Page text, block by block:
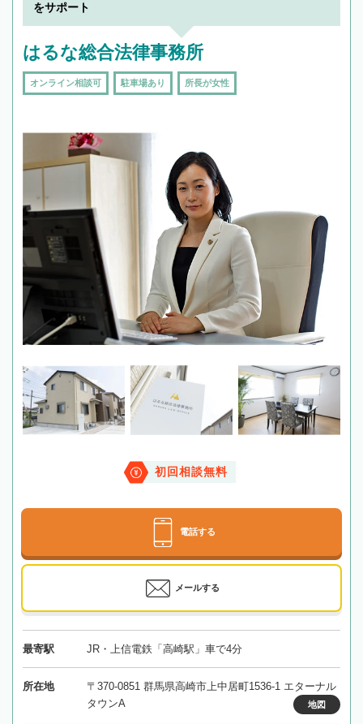
をサポート
はるな総合法律事務所
オンライン相談可 駐車場あり 所長が女性
初回相談無料
電話する
メールする
最寄駅 JR・上信電鉄「高崎駅」車で4分
所在地
〒370-0851 群馬県高崎市上中居町1536-1 エターナル
タウンA
地図